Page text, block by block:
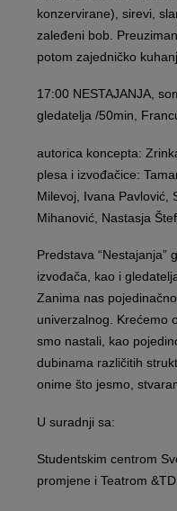
konzervirane), sirevi,
zaleđeni bob.
potom zajedničko
17:00 NESTAJANJA,
gledatelja /50min,
autorica koncepta:
plesa i izvođačice:
Milevoj, Ivana Pavlović,
Mihanović, Nastasja
Predstava “Nestajanja”
izvođača, kao i
Zanima nas
univerzalnog. Krećemo
smo nastali, kao
dubinama različitih
onime što jesmo,
U suradnji sa:
Studentskim centrom
promjene i Teatrom &TD